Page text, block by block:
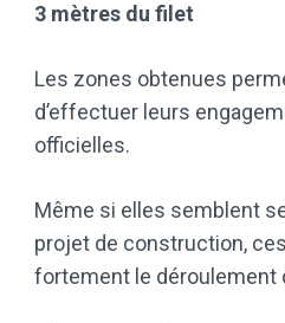
3 mètres du filet
Les zones obtenues
d’effectuer leurs
officielles.
Même si elles semblent
projet de construction,
fortement le déroulement